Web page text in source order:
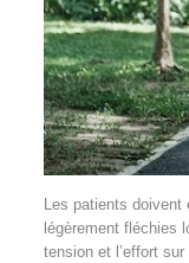
Les patients doivent
légèrement fléchies
tension et l’effort